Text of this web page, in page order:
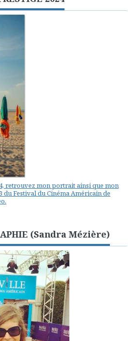
retrouvez mon portrait ainsi que mon
Festival du Cinéma Américain de
(Sandra Mézière)